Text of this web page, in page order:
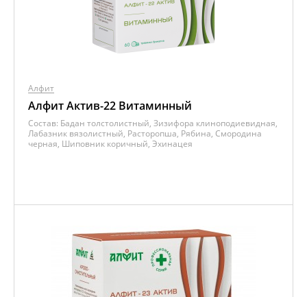
Алфит
Алфит Актив-22 Витаминный
Состав: Бадан толстолистный, Зизифора клиноподиевидная,
Лабазник вязолистный, Расторопша, Рябина, Смородина
черная, Шиповник коричный, Эхинацея